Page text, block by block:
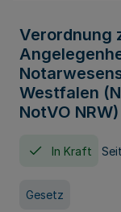
Verordnung
Westfalen
NotVO NRW)
In Kraft
Gesetz